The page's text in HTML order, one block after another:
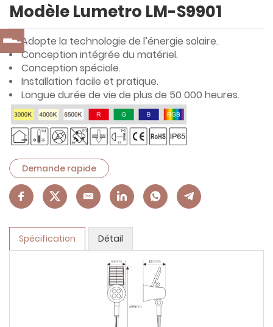
Modèle Lumetro LM-S9901
Adopte la technologie de l’énergie solaire.
Conception intégrée du matériel.
Conception spéciale.
Installation facile et pratique.
Longue durée de vie de plus de 50 000 heures.
Demande rapide
Spécification Détail